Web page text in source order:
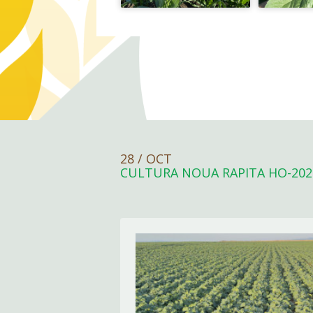
28 / OCT
CULTURA NOUA RAPITA HO-